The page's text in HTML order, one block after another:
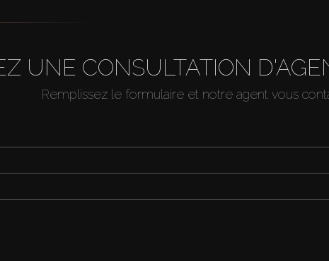
UNE CONSULTATION
Remplissez le formulaire et notre agent vous